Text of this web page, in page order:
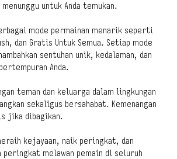
untuk Anda temukan.
mode permainan menarik seperti
dan Gratis Untuk Semua. Setiap mode
sentuhan unik, kedalaman, dan
Anda.
teman dan keluarga dalam lingkungan
sekaligus bersahabat. Kemenangan
jika dibagikan.
kejayaan, naik peringkat, dan
peringkat melawan pemain di seluruh